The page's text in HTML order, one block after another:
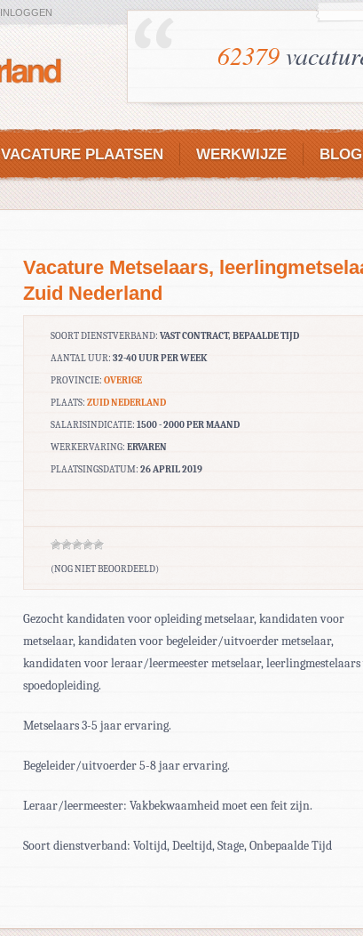
INLOGGEN
62379
VACATURE PLAATSEN WERKWIJZE BLOG
Vacature Metselaars,
Zuid Nederland
SOORT DIENSTVERBAND: VAST CONTRACT, BEPAALDE TIJD
AANTAL UUR: 32-40 UUR PER WEEK
PROVINCIE: OVERIGE
PLAATS: ZUID NEDERLAND
SALARISINDICATIE: 1500 - 2000 PER MAAND
WERKERVARING: ERVAREN
PLAATSINGSDATUM: 26 APRIL 2019
(NOG NIET BEOORDEELD)
Gezocht kandidaten voor opleiding metselaar, kandidaten voor
metselaar, kandidaten voor begeleider/uitvoerder metselaar,
kandidaten voor leraar/leermeester metselaar,
spoedopleiding.
Metselaars 3-5 jaar ervaring.
Begeleider/uitvoerder 5-8 jaar ervaring.
Leraar/leermeester: Vakbekwaamheid moet een feit zijn.
Soort dienstverband: Voltijd, Deeltijd, Stage, Onbepaalde Tijd